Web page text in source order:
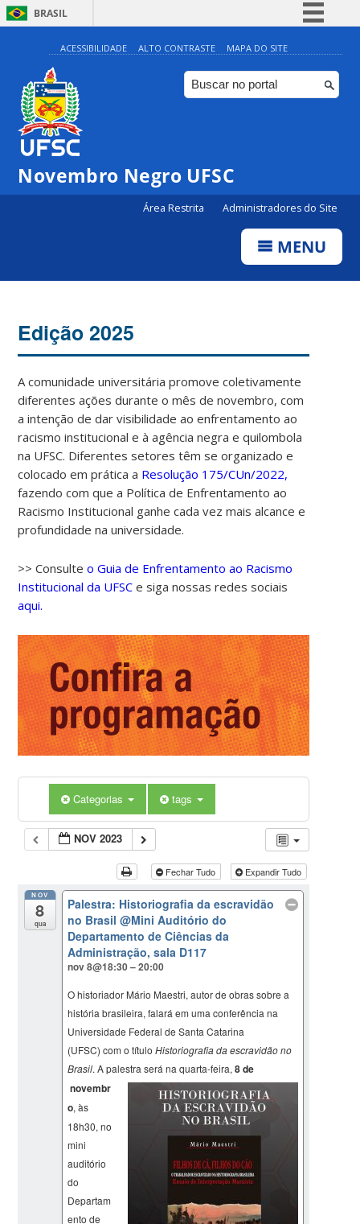
BRASIL
Simplifique!
Comunica BR
Participe
ACESSIBILIDADE ALTO CONTRASTE MAPA DO SITE
Novembro Negro UFSC
Área Restrita Administradores do Site
MENU
Edição 2025
A comunidade universitária promove coletivamente
diferentes ações durante o mês de novembro, com
a intenção de dar visibilidade ao enfrentamento ao
racismo institucional e à agência negra e quilombola
na UFSC. Diferentes setores têm se organizado e
colocado em prática a Resolução 175/CUn/2022,
fazendo com que a Política de Enfrentamento ao
Racismo Institucional ganhe cada vez mais alcance e
profundidade na universidade.
>> Consulteo Guia de Enfrentamento ao Racismo
Institucional da UFSC e siga nossas redes sociais
aqui.
Categorias tags
NOV 2023
Fechar Tudo Expandir Tudo
NOV
8
qua
Palestra: Historiografia da escravidão
no Brasil@Mini Auditório do
Departamento de Ciências da
Administração, sala D117
nov 8@18:30 – 20:00
O historiador Mário Maestri, autor de obras sobre a
história brasileira, falará em uma conferência na
Universidade Federal de Santa Catarina
(UFSC) com o títuloHistoriografia da escravidão no
Brasil. A palestra será na quarta-feira,8 de
novembr
o, às
18h30, no
mini
auditório
do
Departam
ento de